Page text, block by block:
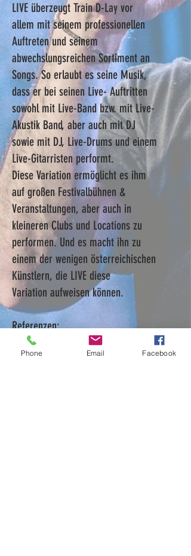
LIVE überzeugt Train D-Lay vor
allem mit seinem professionellen
Auftreten und seinem
abwechslungsreichen Sortiment an
Songs. So erlaubt es seine Musik,
dass er bei seinen Live- Auftritten
sowohl mit Live-Band bzw. mit Live-
Akustik Band, aber auch mit DJ
sowie mit DJ, Live-Drums und einem
Live-Gitarristen performt.
Diese Variation ermöglicht es ihm
auf großen Festivalbühnen &
Veranstaltungen, aber auch in
kleineren Clubs und Locations zu
performen. Und es macht ihn zu
einem der wenigen österreichischen
Künstlern, die LIVE diese
Variation aufweisen können.
Referenzen:
FIS SKI WM 2013 (Medal Plaza
Hauptbühne, Schladming ),
Phone Email Facebook